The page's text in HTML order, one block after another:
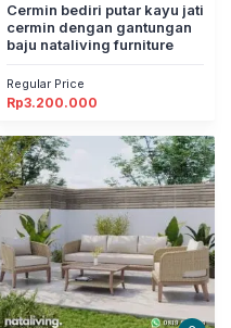
Tangga
Cermin bediri putar kayu jati
cermin dengan gantungan
baju nataliving furniture
Regular Price
Rp3.200.000